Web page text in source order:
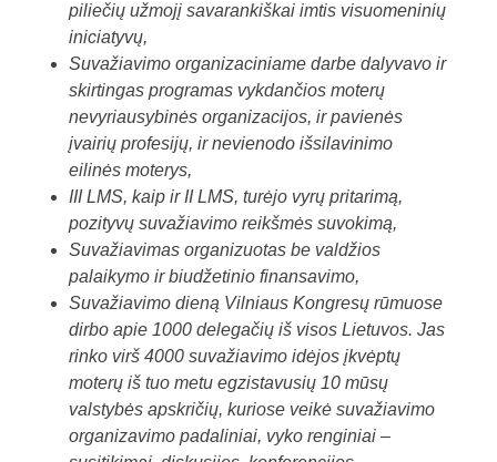
piliečių užmojį savarankiškai imtis visuomeninių
iniciatyvų,
Suvažiavimo organizaciniame darbe dalyvavo ir
skirtingas programas vykdančios moterų
nevyriausybinės organizacijos, ir pavienės
įvairių profesijų, ir nevienodo išsilavinimo
eilinės moterys,
III LMS, kaip ir II LMS, turėjo vyrų pritarimą,
pozityvų suvažiavimo reikšmės suvokimą,
Suvažiavimas organizuotas be valdžios
palaikymo ir biudžetinio finansavimo,
Suvažiavimo dieną Vilniaus Kongresų rūmuose
dirbo apie 1000 delegačių iš visos Lietuvos. Jas
rinko virš 4000 suvažiavimo idėjos įkvėptų
moterų iš tuo metu egzistavusių 10 mūsų
valstybės apskričių, kuriose veikė suvažiavimo
organizavimo padaliniai, vyko renginiai –